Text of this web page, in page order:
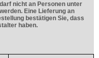
nicht an Personen unter
Eine Lieferung an
bestätigen Sie, dass
haben.